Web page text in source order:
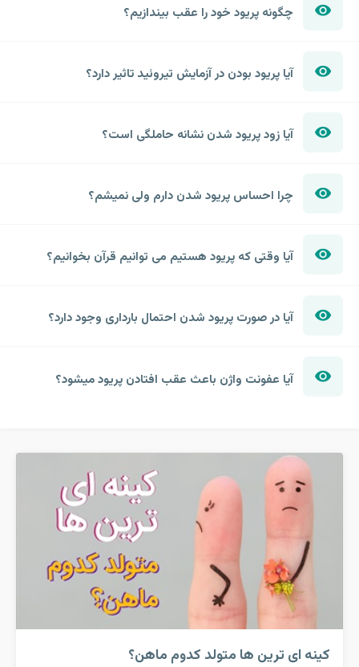
چگونه پریود خود را عقب بیندازیم؟
آیا پریود بودن در آزمایش تیروئید تاثیر دارد؟
آیا زود پریود شدن نشانه حاملگی است؟
چرا احساس پریود شدن دارم ولی نمیشم؟
آیا وقتی که پریود هستیم می توانیم قرآن بخوانیم؟
آیا در صورت پریود شدن احتمال بارداری وجود دارد؟
آیا عفونت واژن باعث عقب افتادن پریود میشود؟
کینه ای ترین ها متولد کدوم ماهن؟